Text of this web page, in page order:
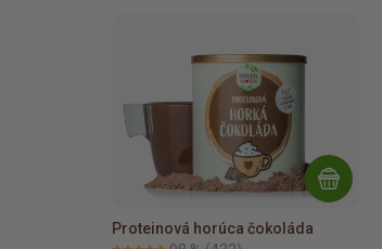
Proteinová horúca čokoláda